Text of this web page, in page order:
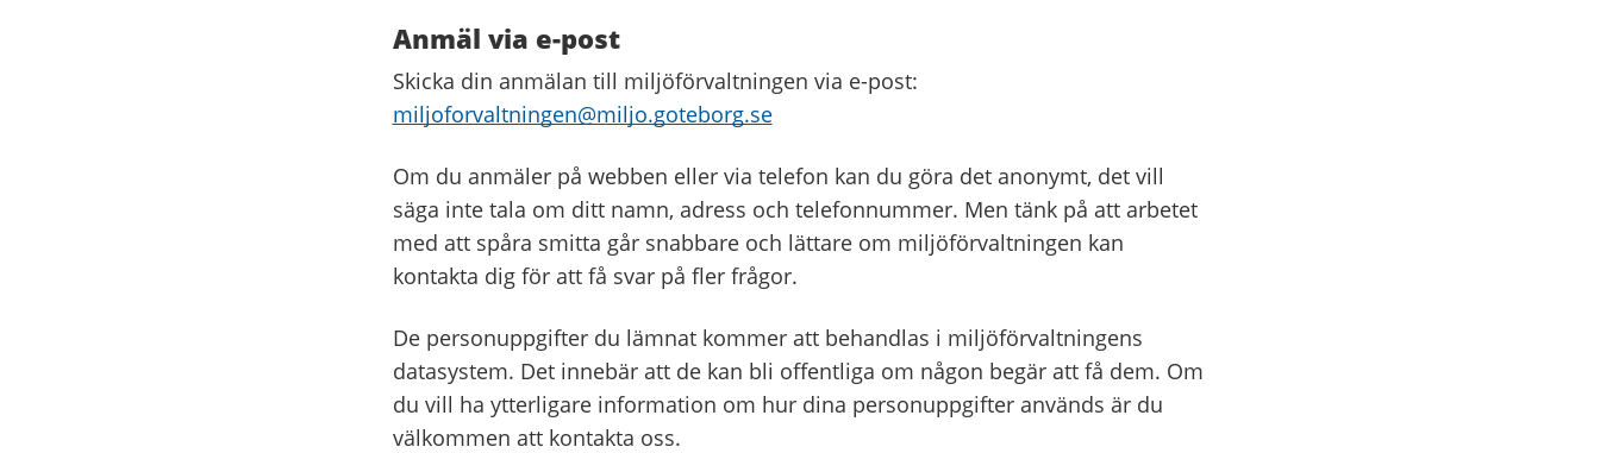
Anmäl via e-post
Skicka din anmälan till miljöförvaltningen via e-post:
miljoforvaltningen@miljo.goteborg.se
Om du anmäler på webben eller via telefon kan du göra det anonymt, det vill
säga inte tala om ditt namn, adress och telefonnummer. Men tänk på att arbetet
med att spåra smitta går snabbare och lättare om miljöförvaltningen kan
kontakta dig för att få svar på fler frågor.
De personuppgifter du lämnat kommer att behandlas i miljöförvaltningens
datasystem. Det innebär att de kan bli offentliga om någon begär att få dem. Om
du vill ha ytterligare information om hur dina personuppgifter används är du
välkommen att kontakta oss.